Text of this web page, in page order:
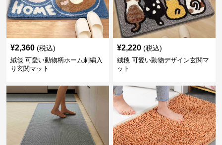
¥2,360 (税込)
絨毯 可愛い動物柄ホーム刺繍入
り玄関マット
¥2,220 (税込)
絨毯 可愛い動物デザイン玄関マ
ット